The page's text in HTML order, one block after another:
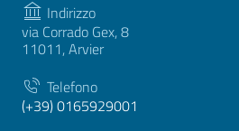
Indirizzo
via Corrado Gex, 8
11011, Arvier
Telefono
(+39) 0165929001